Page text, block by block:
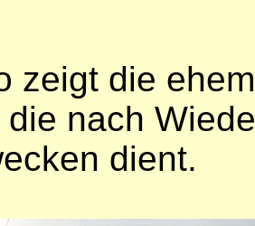
zeigt die
nach
dient.